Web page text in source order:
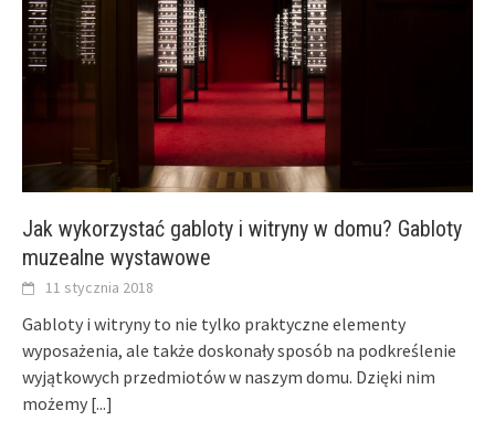
Jak wykorzystać gabloty i witryny w domu? Gabloty
muzealne wystawowe
11 stycznia 2018
Gabloty i witryny to nie tylko praktyczne elementy
wyposażenia, ale także doskonały sposób na podkreślenie
wyjątkowych przedmiotów w naszym domu. Dzięki nim
możemy [...]